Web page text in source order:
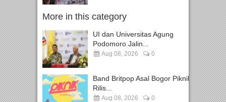
More in this category
UI dan Universitas Agung
Podomoro Jalin...
Aug 08, 2026 0
Band Britpop Asal Bogor Piknik
Rilis...
Aug 08, 2026 0